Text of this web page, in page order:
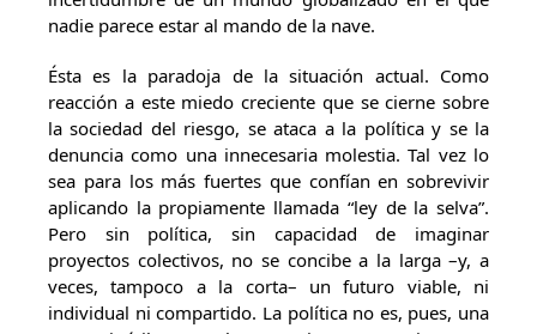
nadie parece estar al mando de la nave.
Ésta es la paradoja de la situación actual. Como
reacción a este miedo creciente que se cierne sobre
la sociedad del riesgo, se ataca a la política y se la
denuncia como una innecesaria molestia. Tal vez lo
sea para los más fuertes que confían en sobrevivir
aplicando la propiamente llamada “ley de la selva”.
Pero sin política, sin capacidad de imaginar
proyectos colectivos, no se concibe a la larga –y, a
veces, tampoco a la corta– un futuro viable, ni
individual ni compartido. La política no es, pues, una